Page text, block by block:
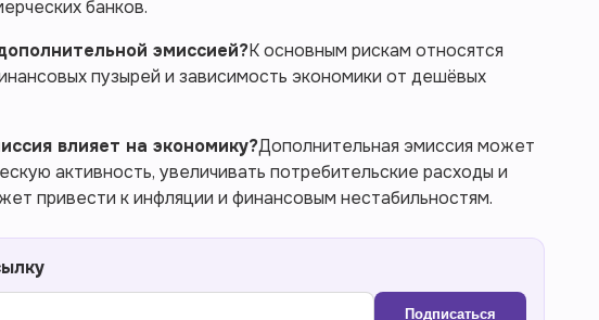
банков.
эмиссией?К основным рискам относятся
пузырей и зависимость экономики от дешёвых
влияет на экономику?Дополнительная эмиссия может
активность, увеличивать потребительские расходы и
привести к инфляции и финансовым нестабильностям.
Подписаться